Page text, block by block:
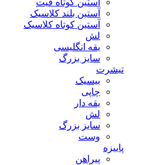
آستین کوتاه فیت
آستین بلند کلاسیک
آستین کوتاه کلاسیک
لش
یقه انگلیسی
سایز بزرگ
تیشرت
بیسیک
چاپی
یقه دار
لش
سایز بزرگ
وست
پاییزه
پیراهن